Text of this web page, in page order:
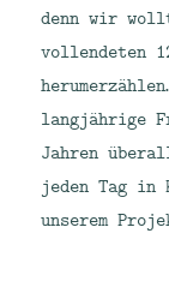
denn wir
vollendeten
langjährige
Jahren
jeden Tag in
unserem